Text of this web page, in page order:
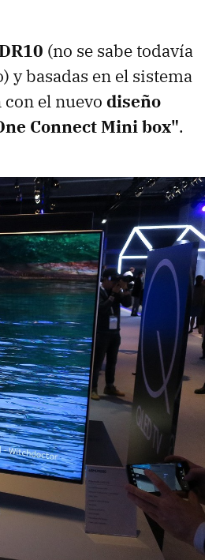
(no se sabe todavía
y basadas en el sistema
el nuevo diseño
Connect Mini box".